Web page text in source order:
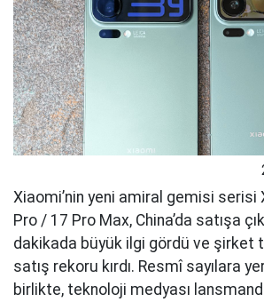
Xiaomi’nin yeni amiral gemisi serisi
Pro / 17 Pro Max, China’da satışa
dakikada büyük ilgi gördü ve şirket
satış rekoru kırdı. Resmî sayılara
birlikte, teknoloji medyası